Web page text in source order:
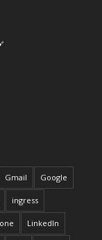
Gmail Google
ingress
LinkedIn